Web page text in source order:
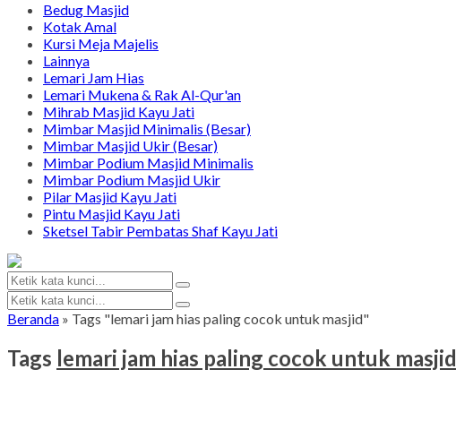
Bedug Masjid
Kotak Amal
Kursi Meja Majelis
Lainnya
Lemari Jam Hias
Lemari Mukena & Rak Al-Qur'an
Mihrab Masjid Kayu Jati
Mimbar Masjid Minimalis (Besar)
Mimbar Masjid Ukir (Besar)
Mimbar Podium Masjid Minimalis
Mimbar Podium Masjid Ukir
Pilar Masjid Kayu Jati
Pintu Masjid Kayu Jati
Sketsel Tabir Pembatas Shaf Kayu Jati
Beranda » Tags "lemari jam hias paling cocok untuk masjid"
Tags lemari jam hias paling cocok untuk masjid